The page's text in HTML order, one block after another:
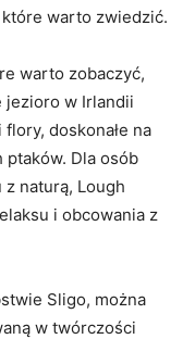
warto zwiedzić.
warto zobaczyć,
jezioro w Irlandii
doskonałe na
ptaków. Dla osób
naturą, Lough
i obcowania z
Sligo, można
w twórczości